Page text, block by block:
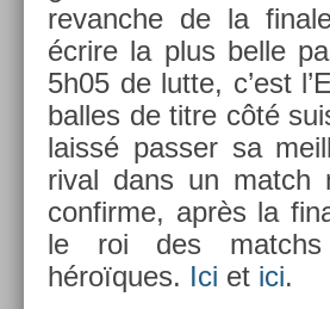
re­vanche de la
écrire la plus belle
5h05 de lutte, c’est
bal­les de titre côté
laissé pass­er sa
rival dans un match
con­fir­me, après la
le roi des matchs
héroïques. Ici et ici.